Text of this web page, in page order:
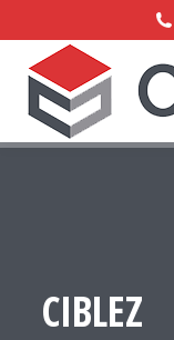
CIBLEZ